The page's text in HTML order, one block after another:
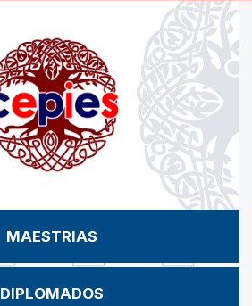
MAESTRIAS
DIPLOMADOS